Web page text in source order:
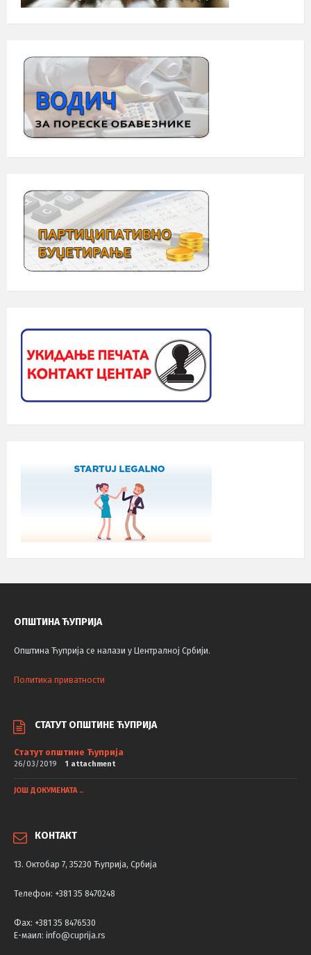
ОПШТИНА ЋУПРИЈА
Општина Ћуприја се налази у Централној Србији.
Политика приватности
СТАТУТ ОПШТИНЕ ЋУПРИЈА
Статут општине Ћуприја
26/03/2019 1 attachment
ЈОШ ДОКУМЕНАТА ..
КОНТАКТ
13. Октобар 7, 35230 Ћуприја, Србија
Телефон: +381 35 8470248
Фаx: +381 35 8476530
Е-маил: info@cuprija.rs